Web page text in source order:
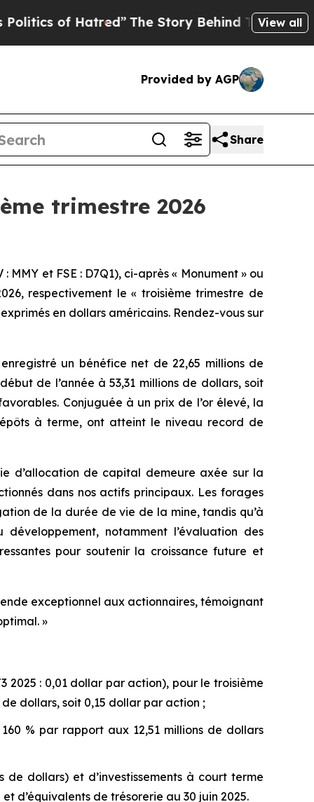
The Story Behind Trump’s TerribleView all
Provided by AGP
Share
trimestre 2026
MMY et FSE : D7Q1), ci-après « Monument » ou
respectivement le « troisième trimestre de
en dollars américains. Rendez-vous sur
un bénéfice net de 22,65 millions de
de l’année à 53,31 millions de dollars, soit
Conjuguée à un prix de l’or élevé, la
à terme, ont atteint le niveau record de
d’allocation de capital demeure axée sur la
dans nos actifs principaux. Les forages
de la durée de vie de la mine, tandis qu’à
notamment l’évaluation des
pour soutenir la croissance future et
exceptionnel aux actionnaires, témoignant
»
2025 : 0,01 dollar par action), pour le troisième
dollars, soit 0,15 dollar par action ;
% par rapport aux 12,51 millions de dollars
dollars) et d’investissements à court terme
d’équivalents de trésorerie au 30 juin 2025.